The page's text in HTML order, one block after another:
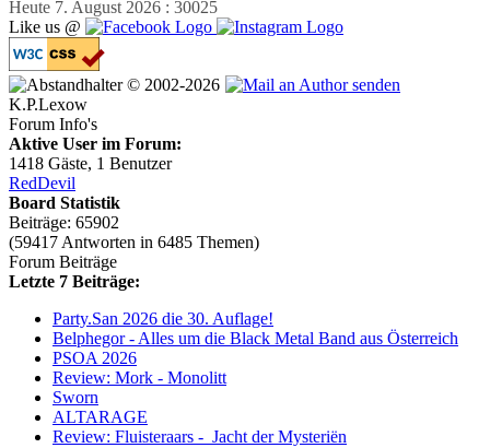
Heute 7. August 2026 : 30025
Like us @
© 2002-2026
K.P.Lexow
Forum Info's
Aktive User im Forum:
1418 Gäste, 1 Benutzer
RedDevil
Board Statistik
Beiträge: 65902
(59417 Antworten in 6485 Themen)
Forum Beiträge
Letzte 7 Beiträge:
Party.San 2026 die 30. Auflage!
Belphegor - Alles um die Black Metal Band aus Österreich
PSOA 2026
Review: Mork - Monolitt
Sworn
ALTARAGE
Review: Fluisteraars - Jacht der Mysteriën